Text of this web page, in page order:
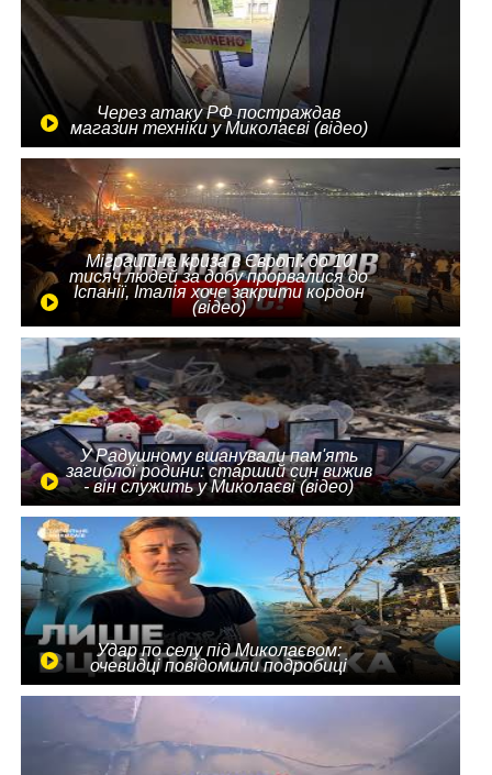
Через атаку РФ постраждав
магазин техніки у Миколаєві (відео)
Міграційна криза в Європі: до 10
тисяч людей за добу прорвалися до
Іспанії, Італія хоче закрити кордон
(відео)
У Радушному вшанували пам'ять
загиблої родини: старший син вижив
- він служить у Миколаєві (відео)
Удар по селу під Миколаєвом:
очевидці повідомили подробиці